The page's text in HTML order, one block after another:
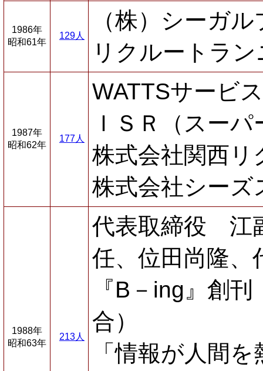
1986年
昭和61年
129人
（株）シーガ
リクルートラ
1987年
昭和62年
177人
WATTSサービ
ＩＳＲ（スー
株式会社関西リ
株式会社シーズ
1988年
昭和63年
213人
代表取締役 江
任、位田尚隆、
『B－ing』創
合）
「情報が人間